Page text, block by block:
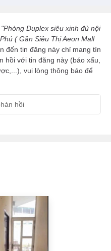
"Phòng Duplex siêu xinh đủ nội
( Gần Siêu Thị Aeon Mall
đến tin đăng này chỉ mang tín
hồi với tin đăng này (báo xấu,
vui lòng thông báo để
hồi